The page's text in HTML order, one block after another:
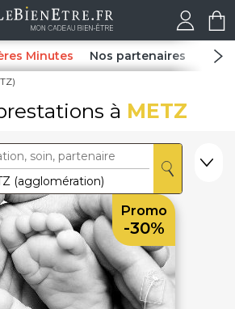
Minutes Nos partenaires Spas
à METZ
Promo
-30%